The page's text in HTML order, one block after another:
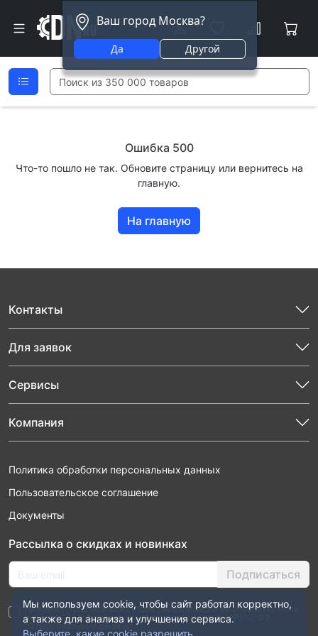
Ваш город Москва?
Да Другой
Ошибка 500
Что-то пошло не так. Обновите страницу или вернитесь на
главную.
На главную
Контакты
Для заявок
Сервисы
Компания
Политика обработки персональных данных
Пользовательское соглашение
Документы
Рассылка о скидках и новинках
Подписаться
Нажимая “Подписаться”, я даю свое согласие на обработку моих
персональных данных в соответствии с законом №152-ФЗ
“О персональных данных”
Мы используем cookie, чтобы сайт работал корректно,
а также для анализа и улучшения сервиса.
Выберите, какие cookie разрешить